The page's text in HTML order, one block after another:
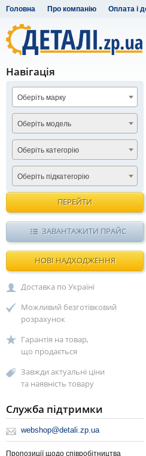
Головна Про компанію Оплата і
Навігація
Оберіть марку
Оберіть модель
Оберіть категорію
Оберіть підкатегорію
ПЕРЕЙТИ
ЗАВАНТАЖИТИ ПРАЙС
НОВІ НАДХОДЖЕННЯ
Доставка по Україні
Можливий безготівковий
розрахунок
Гарантія на товар,
що продається
Завжди актуальні ціни
та наявність товару
Служба підтримки
webshop@detali.zp.ua
Пропозиції щодо співробітництва